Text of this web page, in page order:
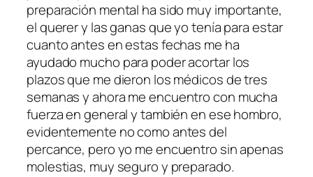
preparación mental ha sido muy importante,
el querer y las ganas que yo tenía para estar
cuanto antes en estas fechas me ha
ayudado mucho para poder acortar los
plazos que me dieron los médicos de tres
semanas y ahora me encuentro con mucha
fuerza en general y también en ese hombro,
evidentemente no como antes del
percance, pero yo me encuentro sin apenas
molestias, muy seguro y preparado.